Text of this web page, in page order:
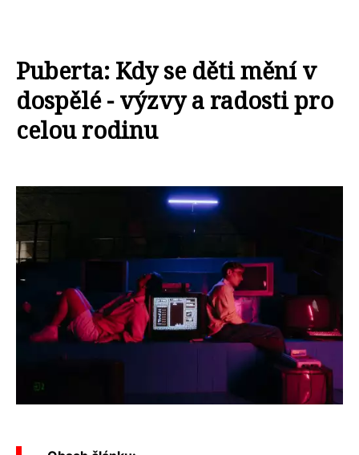
Puberta: Kdy se děti mění v
dospělé - výzvy a radosti pro
celou rodinu